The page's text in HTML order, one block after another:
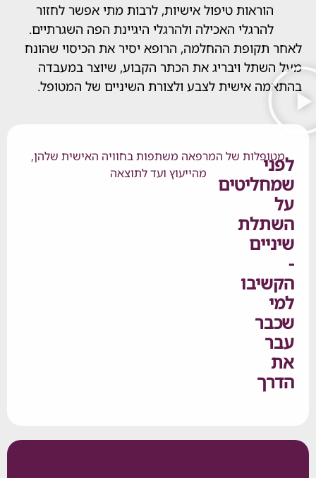
טיפול אישיות, לרבות מתי אפשר לחזור
האכילה ולהרגלי היגיינת הפה השגרתיים.
ההחלמה, הרופא יסיר את הכיסוי שהונח
ויבריג את הכתר הקבוע, שיוצר במעבדה
אישית לצבע ולצורת השיניים של המטופל.
של המרפאה משתפות בחוויה האישית שלהן,
מהייעוץ ועד לתוצאה